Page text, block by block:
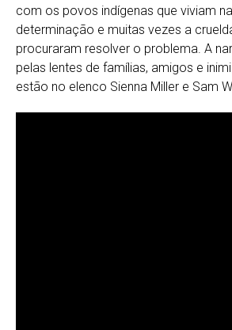
com os povos indígenas que viviam
determinação e muitas vezes a
procuraram resolver o problema. A
pelas lentes de famílias, amigos e
estão no elenco Sienna Miller e Sam